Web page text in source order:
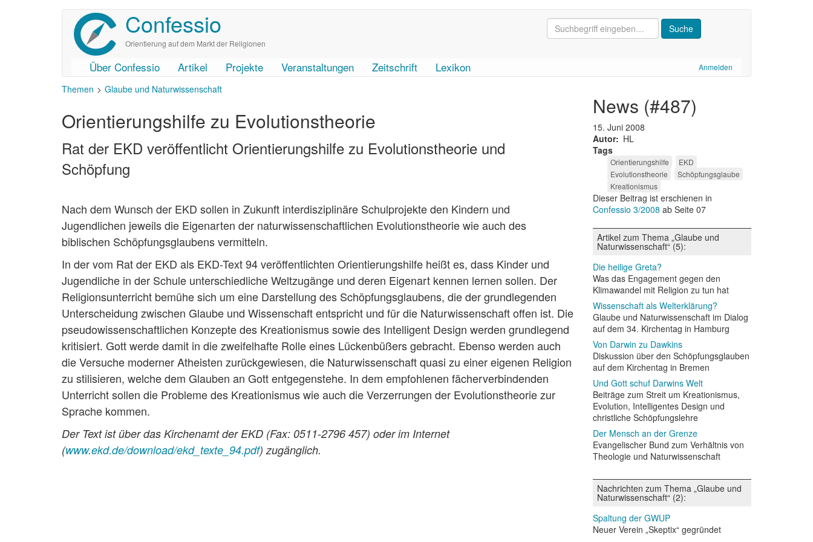
Confessio
Orientierung auf dem Markt der Religionen
User
account
menu
Anmelden
Main
navigation
Über Confessio Artikel Projekte Veranstaltungen Zeitschrift Lexikon
Themen Glaube und Naturwissenschaft
Orientierungshilfe zu Evolutionstheorie
Rat der EKD veröffentlicht Orientierungshilfe zu Evolutionstheorie und
Schöpfung
Nach dem Wunsch der EKD sollen in Zukunft interdisziplinäre Schulprojekte den Kindern und
Jugendlichen jeweils die Eigenarten der naturwissenschaftlichen Evolutionstheorie wie auch des
biblischen Schöpfungsglaubens vermitteln.
In der vom Rat der EKD als EKD-Text 94 veröffentlichten Orientierungshilfe heißt es, dass Kinder und
Jugendliche in der Schule unterschiedliche Weltzugänge und deren Eigenart kennen lernen sollen. Der
Religionsunterricht bemühe sich um eine Darstellung des Schöpfungsglaubens, die der grundlegenden
Unterscheidung zwischen Glaube und Wissenschaft entspricht und für die Naturwissenschaft offen ist. Die
pseudowissenschaftlichen Konzepte des Kreationismus sowie des Intelligent Design werden grundlegend
kritisiert. Gott werde damit in die zweifelhafte Rolle eines Lückenbüßers gebracht. Ebenso werden auch
die Versuche moderner Atheisten zurückgewiesen, die Naturwissenschaft quasi zu einer eigenen Religion
zu stilisieren, welche dem Glauben an Gott entgegenstehe. In dem empfohlenen fächerverbindenden
Unterricht sollen die Probleme des Kreationismus wie auch die Verzerrungen der Evolutionstheorie zur
Sprache kommen.
Der Text ist über das Kirchenamt der EKD (Fax: 0511-2796 457) oder im Internet
(www.ekd.de/download/ekd_texte_94.pdf) zugänglich.
news (#487)
15. Juni 2008
Autor
HL
Tags
Orientierungshilfe
EKD
Evolutionstheorie
Schöpfungsglaube
Kreationismus
Dieser Beitrag ist erschienen in
Confessio 3/2008 ab Seite 07
Artikel zum Thema „Glaube und
Naturwissenschaft“ (5):
Die heilige Greta?
Was das Engagement gegen den
Klimawandel mit Religion zu tun hat
Wissenschaft als Welterklärung?
Glaube und Naturwissenschaft im Dialog
auf dem 34. Kirchentag in Hamburg
Von Darwin zu Dawkins
Diskussion über den Schöpfungsglauben
auf dem Kirchentag in Bremen
Und Gott schuf Darwins Welt
Beiträge zum Streit um Kreationismus,
Evolution, Intelligentes Design und
christliche Schöpfungslehre
Der Mensch an der Grenze
Evangelischer Bund zum Verhältnis von
Theologie und Naturwissenschaft
Nachrichten zum Thema „Glaube und
Naturwissenschaft“ (2):
Spaltung der GWUP
Neuer Verein „Skeptix“ gegründet